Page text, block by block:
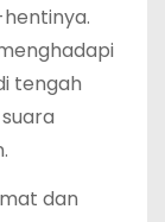
tengah
dan